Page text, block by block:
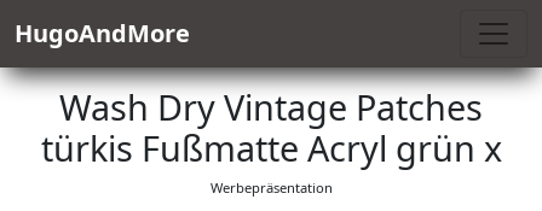
HugoAndMore
Wash Dry Vintage Patches
türkis Fußmatte Acryl grün x
Werbepräsentation